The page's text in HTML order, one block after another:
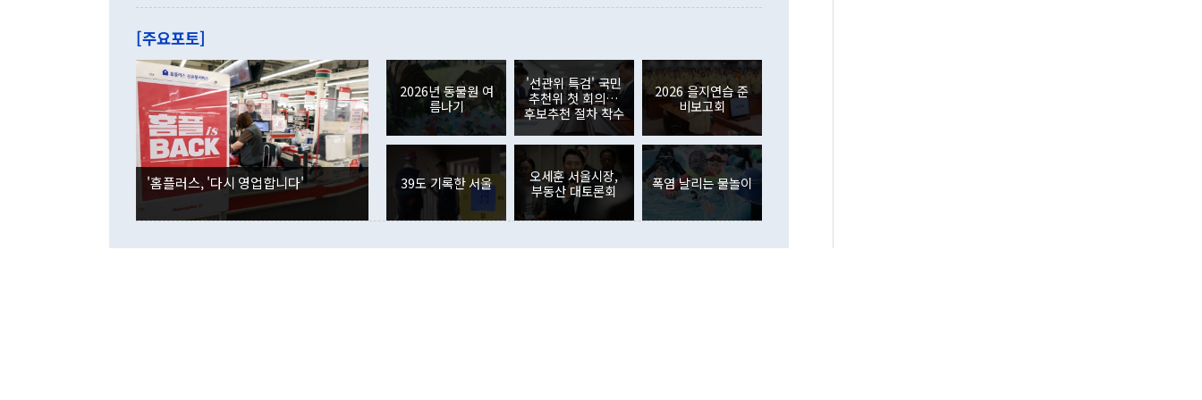
관은 업무보고 사후 브리핑에서 정 장관이 언급한 '4자 회담'에 대해 "이상
이 9월 러시아 블라디보스토크에서 열리는 '동방경제포럼(EEF)'을 언급하
며 "정부 차원에서 (참석을) 검토하고 있다"고 발언한 데 대해서도 조 장관
은 "그것은 외교부의 몫"이라며 "아직 거기까지 진도가 나가지 않았다"고
잘랐다. 정 장관이 이날 소개한 대북 구상과 설명은 정부 내 조율을 거치지
않았다는 점에서 문제가 있다. 특히 주적 표현 대체와 국호 사용, 9·19 군
사합의 복원, 4자회담 추진 등은 통일부 장관이 결정할 사안이 아니어서 월
권이라는 지적이 나오고 있다. 이 대통령은 정 장관의 업무보고를 듣고 난
뒤 "여기 업무보고에 발표했다고 승인난 건 아니다"라고 재차 확인했다. 정
부의 한 소식통은 "정 장관의 발언 내용은 대부분 국가안전보장회의(NSC)
를 거쳐 결정된 사안이 아닌 정 장관의 개인적 생각에 가깝다"며 "안보 관
련 부처 장관이 정부의 공식 정책이 아닌 사안을 추진하겠다고 업무보고를
하고 대통령의 면전에서 '국군통수권자가 나서야 한다'고 주장한 것은 심각
는 배당수입이 늘어난 데다 전월 분기배당에 따른 기저효과로 배당지급이
였던 올해 3월(369억9000만달러)을 넘어선 것이다. 직접투자에서는 내국
인의 해외투자가 80억1000만달러, 외국인의 국내투자가 46억3000만달러
각각 증가했다. 증권투자에서는 외국인의 국내 주식 매도세가 이어졌다. 외
국인의 국내 주식 투자는 차익실현 매도 등의 영향으로 316억1000만달러
감소하며 전월(-310억5000만달러)에 이어 역대 최대 순매도 기록을 다시
경신했다. 외국인의 국내 채권투자는 세계국채지수(WGBI) 자금 유입에도
분기 말 만기도래 영향으로 증가 폭이 줄어든 52억9000만달러를 기록했
다. 내국인의 해외 증권투자는 주식을 중심으로 35억6000만달러 증가했
다. eoyn2@newspim.com
[주요포토]
'홈플러스, '다시 영업합니다'
2026년 동물원 여
름나기
'선관위 특검' 국민
추천위 첫 회의…
후보추천 절차 착수
2026 을지연습 준
비보고회
39도 기록한 서울
오세훈 서울시장,
부동산 대토론회
폭염 날리는 물놀이